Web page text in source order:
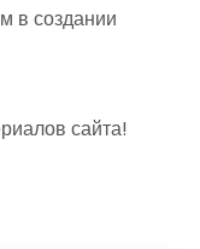
в создании
сайта!